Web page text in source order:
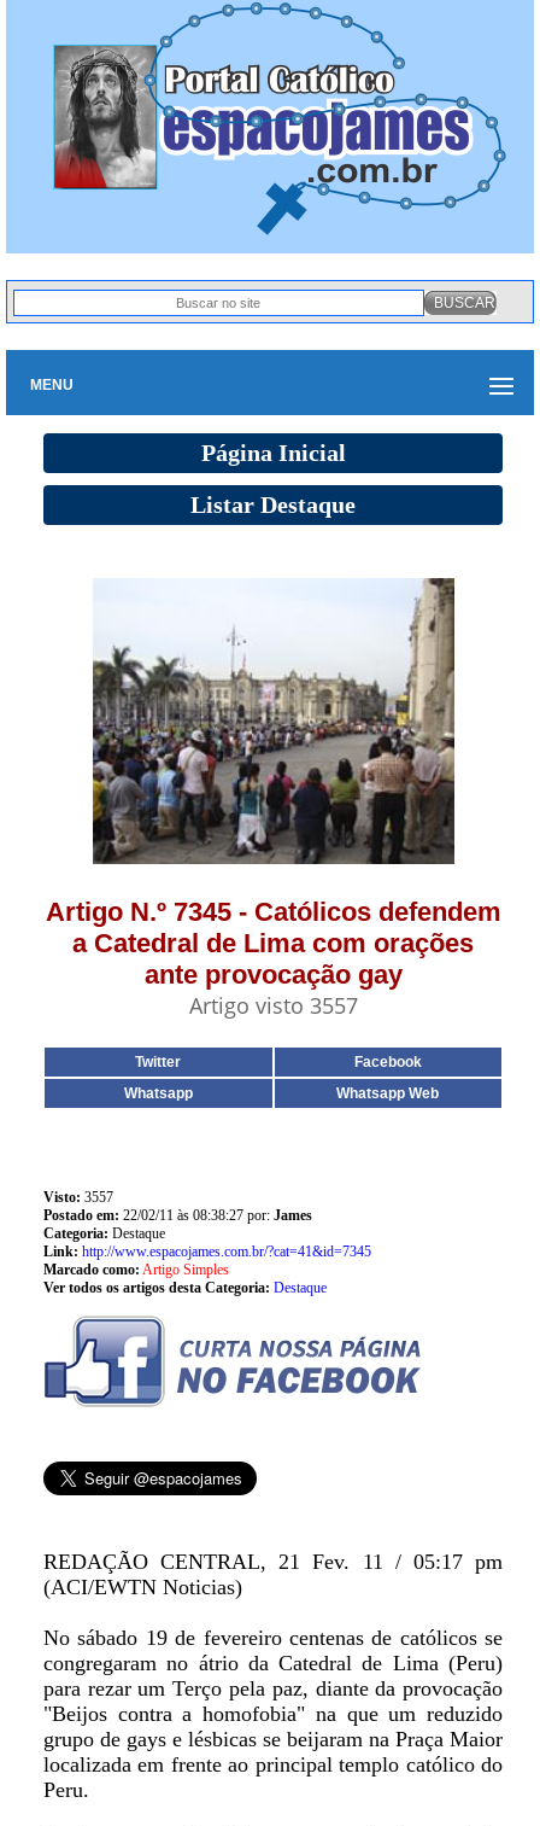
MENU
Página Inicial
Listar Destaque
Artigo N.º 7345 - Católicos defendem
a Catedral de Lima com orações
ante provocação gay
Artigo visto 3557
Twitter
Facebook
Whatsapp
Whatsapp Web
Visto: 3557
Postado em: 22/02/11 às 08:38:27 por: James
Categoria: Destaque
Link: http://www.espacojames.com.br/?cat=41&id=7345
Marcado como: Artigo Simples
Ver todos os artigos desta Categoria: Destaque
REDAÇÃO CENTRAL, 21 Fev. 11 / 05:17 pm
(ACI/EWTN Noticias)
No sábado 19 de fevereiro centenas de católicos se
congregaram no átrio da Catedral de Lima (Peru)
para rezar um Terço pela paz, diante da provocação
"Beijos contra a homofobia" na que um reduzido
grupo de gays e lésbicas se beijaram na Praça Maior
localizada em frente ao principal templo católico do
Peru.